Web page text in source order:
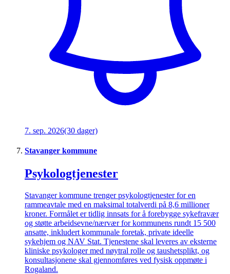
7. sep. 2026(30 dager)
Stavanger kommune
Psykologtjenester
Stavanger kommune trenger psykologtjenester for en
rammeavtale med en maksimal totalverdi på 8,6 millioner
kroner. Formålet er tidlig innsats for å forebygge sykefravær
og støtte arbeidsevne/nærvær for kommunens rundt 15 500
ansatte, inkludert kommunale foretak, private ideelle
sykehjem og NAV Stat. Tjenestene skal leveres av eksterne
kliniske psykologer med nøytral rolle og taushetsplikt, og
konsultasjonene skal gjennomføres ved fysisk oppmøte i
Rogaland.